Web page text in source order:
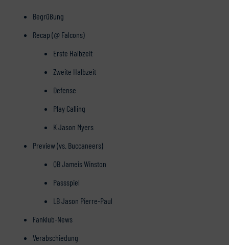
Begrüßung
Recap (@ Falcons)
Erste Halbzeit
Zweite Halbzeit
Defense
Play Calling
K Jason Myers
Preview (vs. Buccaneers)
QB Jameis Winston
Passspiel
LB Jason Pierre-Paul
Fanklub-News
Verabschiedung